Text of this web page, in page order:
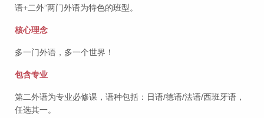
语+二外”两门外语为特色的班型。
核心理念
多一门外语，多一个世界！
包含专业
第二外语为专业必修课，语种包括：日语/德语/法语/西班牙语，
任选其一。